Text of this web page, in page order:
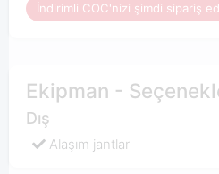
İndirimli COC'nizi şimdi sipariş
Ekipman -
Dış
Alaşım jantlar